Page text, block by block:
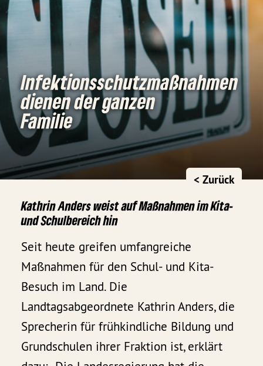
Infektionsschutzmaßnahmen
dienen der ganzen
Familie
< Zurück
Kathrin Anders weist auf Maßnahmen im Kita-
und Schulbereich hin
Seit heute greifen umfangreiche
Maßnahmen für den Schul- und Kita-
Besuch im Land. Die
Landtagsabgeordnete Kathrin Anders, die
Sprecherin für frühkindliche Bildung und
Grundschulen ihrer Fraktion ist, erklärt